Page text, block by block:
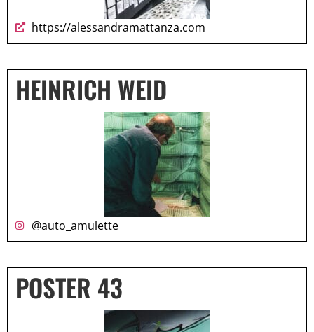
https://alessandramattanza.com
HEINRICH WEID
@auto_amulette
POSTER 43